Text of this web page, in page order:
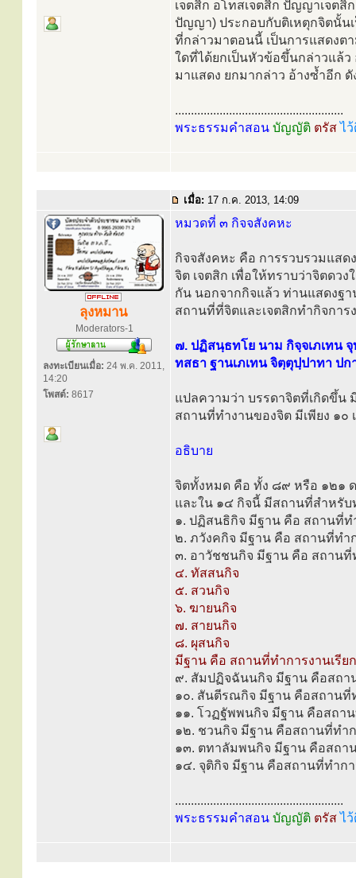
เจตสิก อโทสเจตสิก ปัญญาเจตสิ
ปัญญา) ประกอบกับติเหตุกจิตนั้น
ที่กล่าวมาตอนนี้ เป็นการแสดงต
ใดที่ได้ยกเป็นหัวข้อขึ้นกล่าวแล้
มาแสดง ยกมากล่าว อ้างซ้ำอีก
.....................................................
พระธรรมคำสอน บัญญัติ ตรัสไ
เมื่อ: 17 ก.ค. 2013, 14:09
ลุงหมาน
Moderators-1
ลงทะเบียนเมื่อ: 24 พ.ค. 2011,
14:20
โพสต์: 8617
หมวดที่ ๓ กิจจสังคหะ
กิจจสังคหะ คือ การรวบรวมแสด
จิต เจตสิก เพื่อให้ทราบว่าจิตดว
กัน นอกจากกิจแล้ว ท่านแสดงฐ
สถานที่ที่จิตและเจตสิกทำกิจกา
๗. ปฏิสนฺธทโย นาม กิจฺจเภเทน
ทสธา ฐานเภเทน จิตฺตุปฺปาทา ปก
แปลความว่า บรรดาจิตที่เกิดขึ้น
สถานที่ทำงานของจิต มีเพียง ๑๐
อธิบาย
จิตทั้งหมด คือ ทั้ง ๘๙ หรือ ๑๒๑
และใน ๑๔ กิจนี้ มีสถานที่สำหรับ
๑. ปฏิสนธิกิจ มีฐาน คือ สถานที่ท
๒. ภวังคกิจ มีฐาน คือ สถานที่ทำ
๓. อาวัชชนกิจ มีฐาน คือ สถานที่
๔. ทัสสนกิจ
๕. สวนกิจ
๖. ฆายนกิจ
๗. สายนกิจ
๘. ผุสนกิจ
มีฐาน คือ สถานที่ทำการงานเรี
๙. สัมปฏิจฉันนกิจ มีฐาน คือสถา
๑๐. สันตีรณกิจ มีฐาน คือสถานที่
๑๑. โวฏฐัพพนกิจ มีฐาน คือสถา
๑๒. ชวนกิจ มีฐาน คือสถานที่ทำ
๑๓. ตทาลัมพนกิจ มีฐาน คือสถา
๑๔. จุติกิจ มีฐาน คือสถานที่ทำกา
.....................................................
พระธรรมคำสอน บัญญัติ ตรัสไ